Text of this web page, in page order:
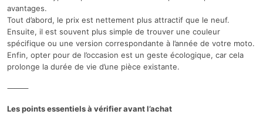
avantages.
Tout d’abord, le prix est nettement plus attractif que le neuf.
Ensuite, il est souvent plus simple de trouver une couleur
spécifique ou une version correspondante à l’année de votre moto.
Enfin, opter pour de l’occasion est un geste écologique, car cela
prolonge la durée de vie d’une pièce existante.
⸻
Les points essentiels à vérifier avant l’achat